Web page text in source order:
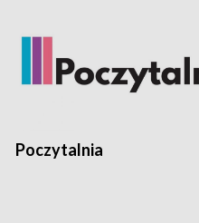
Poczytalnia